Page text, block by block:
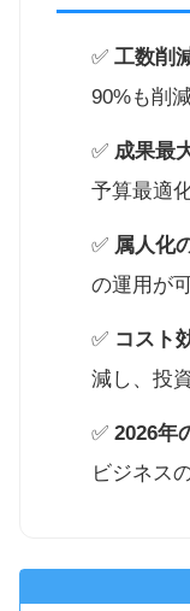
✅ 工数削
90%も削
✅ 成果最
予算最適
✅ 属人化
の運用が
✅ コスト
減し、投
✅ 2026年
ビジネス